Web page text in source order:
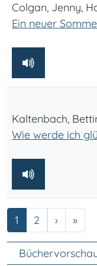
Colgan, Jenny,
Ein neuer
Kaltenbach,
Wie werde ich
Seite
1 Seite
2 › »
Unter